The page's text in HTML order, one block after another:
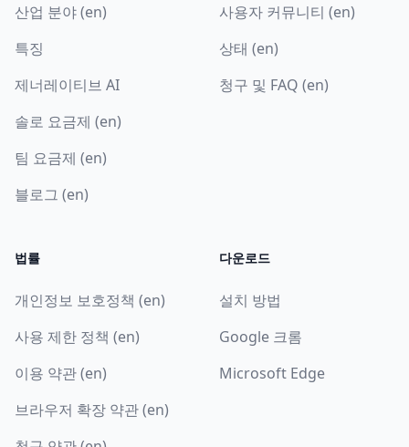
산업 분야 (en)
특징
제너레이티브 AI
솔로 요금제 (en)
팀 요금제 (en)
블로그 (en)
사용자 커뮤니티 (en)
상태 (en)
청구 및 FAQ (en)
법률
개인정보 보호정책 (en)
사용 제한 정책 (en)
이용 약관 (en)
브라우저 확장 약관 (en)
다운로드
설치 방법
Google 크롬
Microsoft Edge